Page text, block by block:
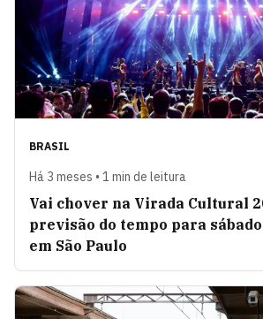
BRASIL
Há 3 meses • 1 min de leitura
Vai chover na Virada Cultural
previsão do tempo para
em São Paulo